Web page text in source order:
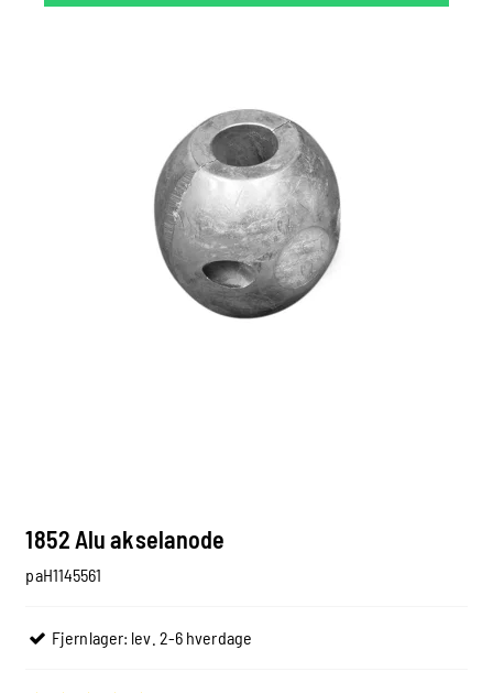
1852 Alu akselanode
paH1145561
Fjernlager: lev. 2-6 hverdage